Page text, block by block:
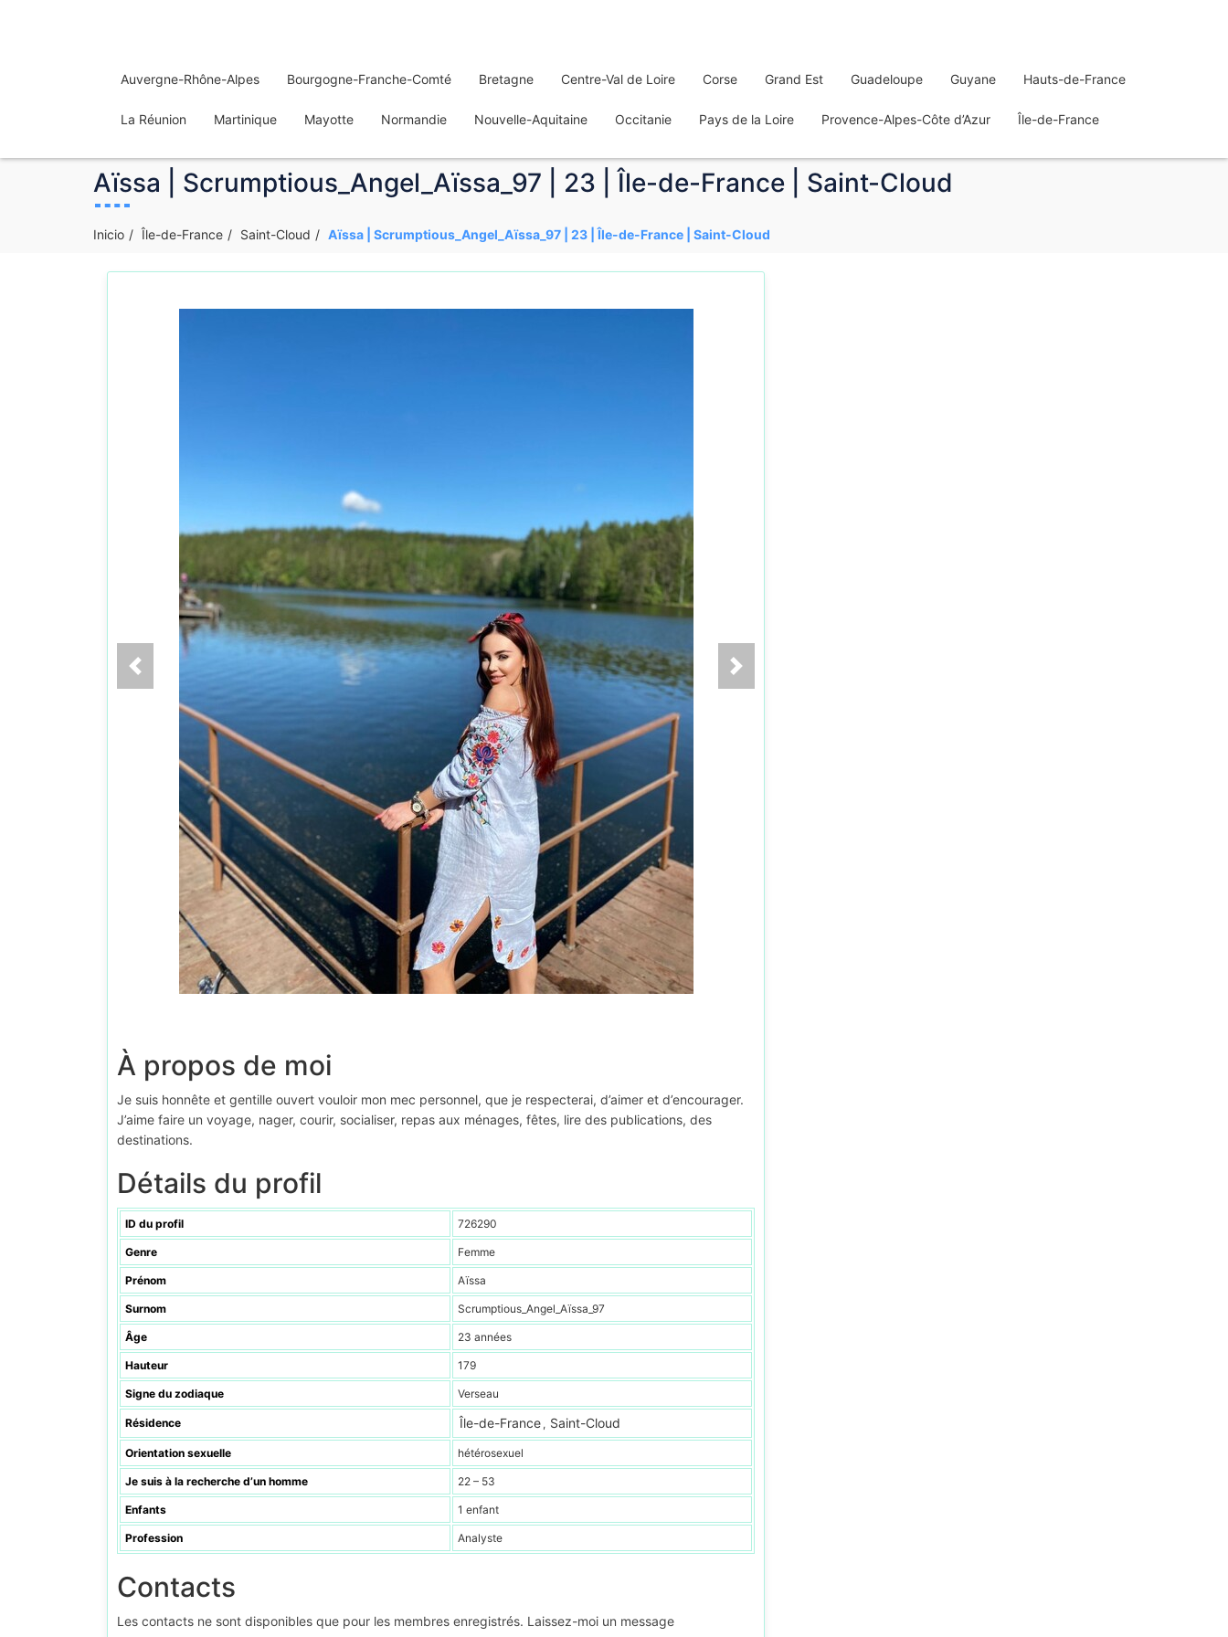
Auvergne-Rhône-Alpes Bourgogne-Franche-Comté Bretagne Centre-Val de Loire Corse Grand Est Guadeloupe Guyane Hauts-de-France
La Réunion Martinique Mayotte Normandie Nouvelle-Aquitaine Occitanie Pays de la Loire Provence-Alpes-Côte d’Azur Île-de-France
Aïssa | Scrumptious_Angel_Aïssa_97 | 23 | Île-de-France | Saint-Cloud
Inicio Île-de-France Saint-Cloud Aïssa | Scrumptious_Angel_Aïssa_97 | 23 | Île-de-France | Saint-Cloud
À propos de moi
Je suis honnête et gentille ouvert vouloir mon mec personnel, que je respecterai, d’aimer et d’encourager.
J’aime faire un voyage, nager, courir, socialiser, repas aux ménages, fêtes, lire des publications, des
destinations.
Détails du profil
ID du profil 726290
Genre Femme
Prénom Aïssa
Surnom Scrumptious_Angel_Aïssa_97
Âge 23 années
Hauteur 179
Signe du zodiaque Verseau
Résidence Île-de-France , Saint-Cloud
Orientation sexuelle hétérosexuel
Je suis à la recherche d’un homme 22 – 53
Enfants 1 enfant
Profession Analyste
Contacts
Les contacts ne sont disponibles que pour les membres enregistrés. Laissez-moi un message